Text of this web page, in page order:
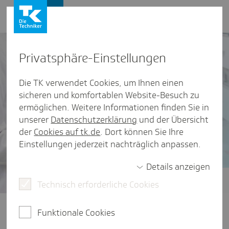
Arzneimittelversorgung braucht
Zukunft der Arzneimittelversorgung
Privat­sphäre-Einstel­lungen
Die TK verwendet Cookies, um Ihnen einen
sicheren und komfortablen Website-Besuch zu
ermöglichen. Weitere Informationen finden Sie in
unserer Datenschutzerklärung und der Übersicht
der Cookies auf tk.de. Dort können Sie Ihre
Einstellungen jederzeit nachträglich anpassen.
Details anzeigen
Technisch erforderliche Cookies
Funktionale Cookies